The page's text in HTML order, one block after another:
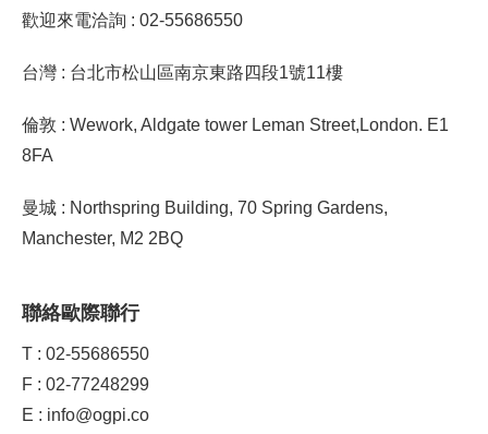
歡迎來電洽詢 : 02-55686550
台灣 : 台北市松山區南京東路四段1號11樓
倫敦 : Wework, Aldgate tower Leman Street,London. E1
8FA
曼城 : Northspring Building, 70 Spring Gardens,
Manchester, M2 2BQ
聯絡歐際聯行
T : 02-55686550
F : 02-77248299
E : info@ogpi.co